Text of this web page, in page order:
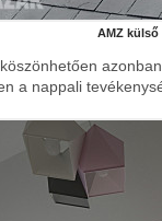
AMZ
a nappali